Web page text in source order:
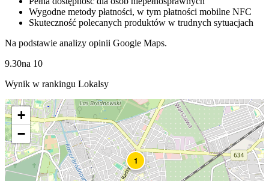
Wygodne metody płatności, w tym płatności mobilne NFC
Skuteczność polecanych produktów w trudnych sytuacjach
Na podstawie analizy opinii Google Maps.
9.30na 10
Wynik w rankingu Lokalsy
1
+
−